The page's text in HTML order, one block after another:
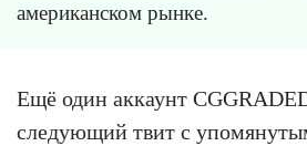
американском рынке.
Ещё один аккаунт
следующий твит с